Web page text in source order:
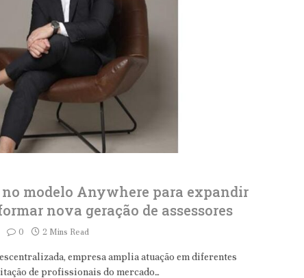
modelo Anywhere para expandir
nova geração de assessores
0 2 Mins Read
empresa amplia atuação em diferentes
de profissionais do mercado…